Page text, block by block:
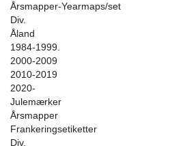
Årsmapper-Yearmaps/set
Div.
Åland
1984-1999.
2000-2009
2010-2019
2020-
Julemærker
Årsmapper
Frankeringsetiketter
Div.